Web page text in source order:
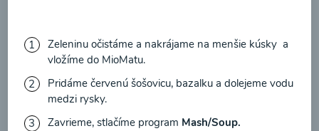
Načítať ďalšie
Kaše
Zeleninu očistáme a nakrájame na menšie kúsky a
vložíme do MioMatu.
Pridáme červenú šošovicu, bazalku a dolejeme vodu
medzi rysky.
Zavrieme, stlačíme program Mash/Soup.